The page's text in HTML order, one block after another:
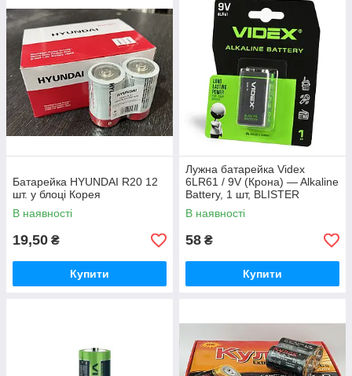
Батарейка HYUNDAI R20 12
шт. у блоці Корея
В наявності
19,50 ₴
Купити
Лужна батарейка Videx
6LR61 / 9V (Крона) — Alkaline
Battery, 1 шт, BLISTER
В наявності
58 ₴
Купити